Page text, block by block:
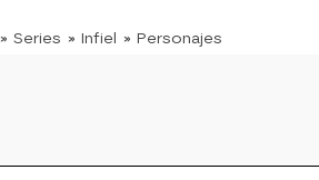
» Series » Infiel » Personajes